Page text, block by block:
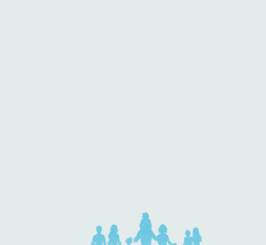
Kategorie